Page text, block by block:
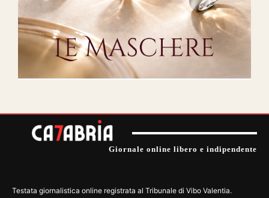
Giornale online libero e indipendente
Testata giornalistica online registrata al Tribunale di Vibo Valentia.